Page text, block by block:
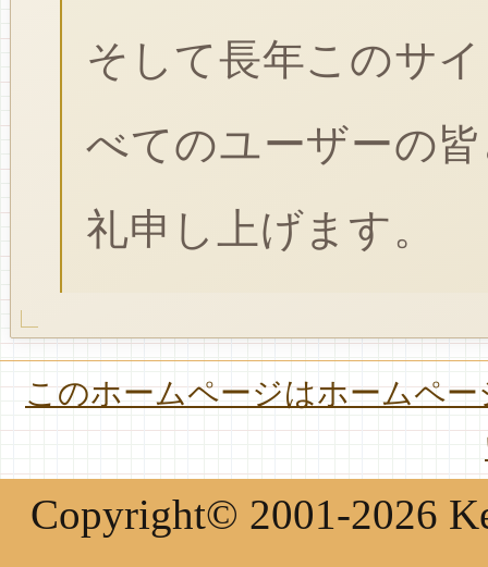
そして長年このサ
べてのユーザーの
礼申し上げます。
このホームページはホームペ
Copyright© 2001-2026